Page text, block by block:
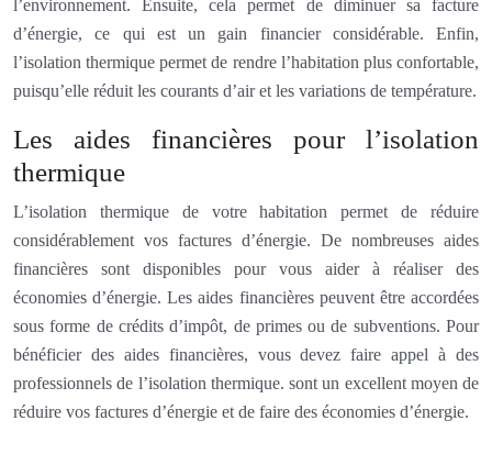
l’environnement. Ensuite, cela permet de diminuer sa facture
d’énergie, ce qui est un gain financier considérable. Enfin,
l’isolation thermique permet de rendre l’habitation plus confortable,
puisqu’elle réduit les courants d’air et les variations de température.
Les aides financières pour l’isolation
thermique
L’isolation thermique de votre habitation permet de réduire
considérablement vos factures d’énergie. De nombreuses aides
financières sont disponibles pour vous aider à réaliser des
économies d’énergie. Les aides financières peuvent être accordées
sous forme de crédits d’impôt, de primes ou de subventions. Pour
bénéficier des aides financières, vous devez faire appel à des
professionnels de l’isolation thermique. sont un excellent moyen de
réduire vos factures d’énergie et de faire des économies d’énergie.